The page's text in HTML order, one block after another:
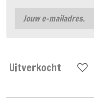
Uitverkocht